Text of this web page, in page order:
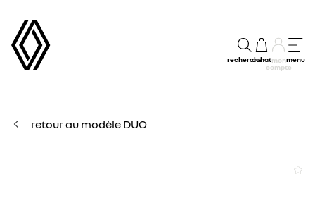
rechercheachatmon
compte
menu
retour au modèle DUO